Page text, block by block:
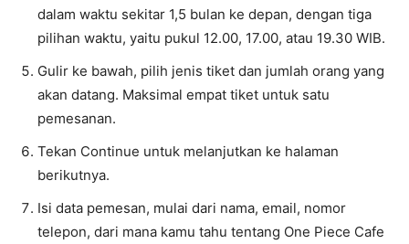
dalam waktu sekitar 1,5 bulan ke depan, dengan tiga
pilihan waktu, yaitu pukul 12.00, 17.00, atau 19.30 WIB.
Gulir ke bawah, pilih jenis tiket dan jumlah orang yang
akan datang. Maksimal empat tiket untuk satu
pemesanan.
Tekan Continue untuk melanjutkan ke halaman
berikutnya.
Isi data pemesan, mulai dari nama, email, nomor
telepon, dari mana kamu tahu tentang One Piece Cafe